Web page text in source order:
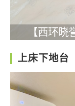
【西环
上床下地台